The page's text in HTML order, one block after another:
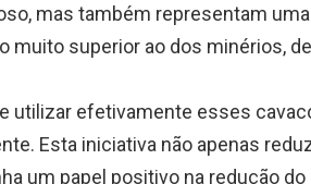
mas também representam
superior ao dos minérios,
utilizar efetivamente esses
Esta iniciativa não apenas
um papel positivo na redução